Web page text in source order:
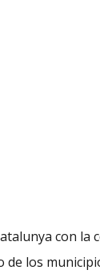
con la
los